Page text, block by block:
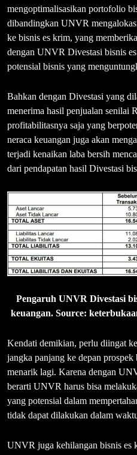
mengoptimalisasikan portofolio
dibandingkan UNVR
ke bisnis es krim, yang
dengan UNVR Divestasi bisnis
potensial bisnis yang
Bahkan dengan Divestasi yang
menerima hasil penjualan senilai
profitabilitasnya saja yang
neraca keuangan juga akan
terjadi kenaikan laba bersih
dari pendapatan hasil Divestasi
Pengaruh UNVR Divestasi
keuangan. Source:
Kendati demikian, perlu diingat
jangka panjang ke depan
menarik lagi. Karena dengan
berarti UNVR harus bisa
yang potensial dalam
tidak dapat dilakukan dalam
UNVR juga kehilangan bisnis es